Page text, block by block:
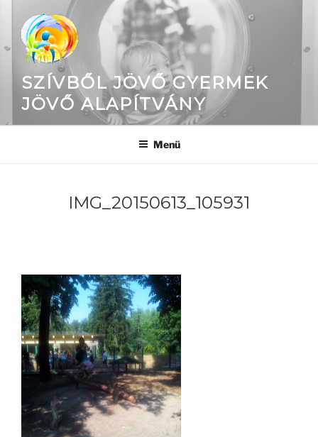
SZÍVBŐL JÖVŐ GYERMEK
JÖVŐ ALAPÍTVÁNY
Menü
IMG_20150613_105931